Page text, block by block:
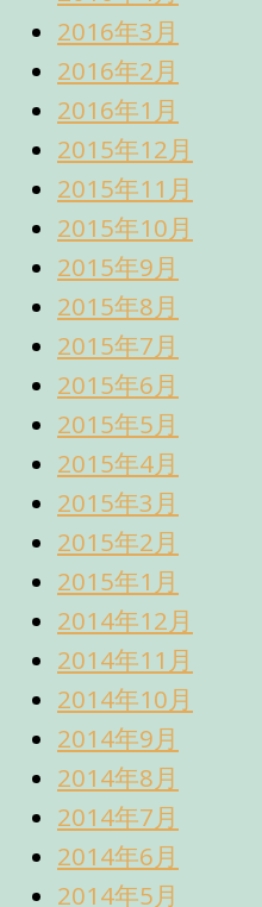
2016年3月
2016年2月
2016年1月
2015年12月
2015年11月
2015年10月
2015年9月
2015年8月
2015年7月
2015年6月
2015年5月
2015年4月
2015年3月
2015年2月
2015年1月
2014年12月
2014年11月
2014年10月
2014年9月
2014年8月
2014年7月
2014年6月
2014年5月